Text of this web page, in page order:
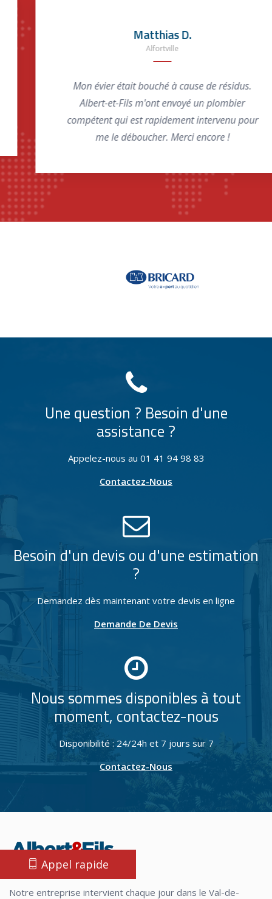
Matthias D.
Alfortville
Mon évier était bouché à cause de résidus.
Albert-et-Fils m'ont envoyé un plombier
compétent qui est rapidement intervenu pour
me le déboucher. Merci encore !
Une question ? Besoin d'une
assistance ?
Appelez-nous au 01 41 94 98 83
Contactez-Nous
Besoin d'un devis ou d'une estimation
?
Demandez dès maintenant votre devis en ligne
Demande De Devis
Nous sommes disponibles à tout
moment, contactez-nous
Disponibilité : 24/24h et 7 jours sur 7
Contactez-Nous
Notre entreprise intervient chaque jour dans le Val-de-
Appel rapide